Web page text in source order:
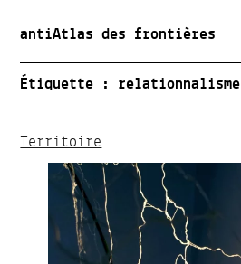
antiAtlas des frontières
Étiquette : relationnalisme
Territoire